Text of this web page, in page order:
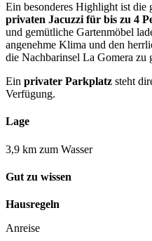
Ein besonderes Highlight ist die
privaten Jacuzzi für bis zu 4
und gemütliche Gartenmöbel
angenehme Klima und den
die Nachbarinsel La Gomera zu
Ein privater Parkplatz steht
Verfügung.
Lage
3,9 km zum Wasser
Gut zu wissen
Hausregeln
Anreise